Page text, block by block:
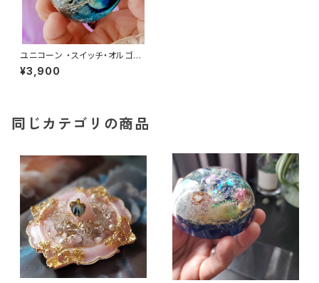
ユニコーン ・スイッチ・オルゴナ
イト〜幻想の青の聖域〜
¥3,900
同じカテゴリの商品